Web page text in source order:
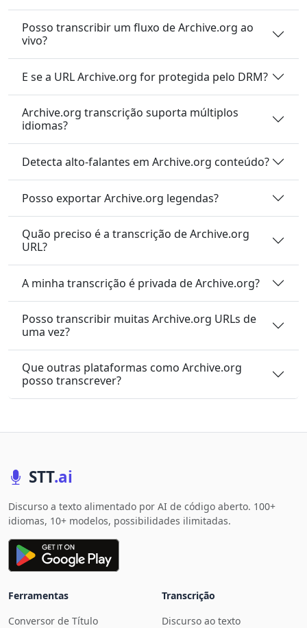
Posso transcribir um fluxo de Archive.org ao
vivo?
E se a URL Archive.org for protegida pelo DRM?
Archive.org transcrição suporta múltiplos
idiomas?
Detecta alto-falantes em Archive.org conteúdo?
Posso exportar Archive.org legendas?
Quão preciso é a transcrição de Archive.org
URL?
A minha transcrição é privada de Archive.org?
Posso transcribir muitas Archive.org URLs de
uma vez?
Que outras plataformas como Archive.org
posso transcrever?
STT.ai
Discurso a texto alimentado por AI de código aberto. 100+
idiomas, 10+ modelos, possibilidades ilimitadas.
Ferramentas
Conversor de Título
Transcrição
Discurso ao texto